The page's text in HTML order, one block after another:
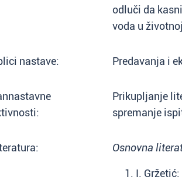
odluči da
voda u
nastave: Predavanja i
Prikupljanje
spremanje
Osnovna
I. Gržetić: